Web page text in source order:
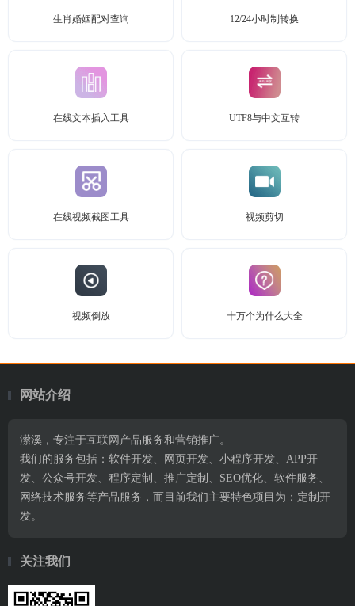
生肖婚姻配对查询 12/24小时制转换
在线文本插入工具 UTF8与中文互转
在线视频截图工具 视频剪切
视频倒放 十万个为什么大全
网站介绍
潆溪，专注于互联网产品服务和营销推广。
我们的服务包括：软件开发、网页开发、小程序开发、APP开
发、公众号开发、程序定制、推广定制、SEO优化、软件服务、
网络技术服务等产品服务，而目前我们主要特色项目为：定制开
发。
关注我们